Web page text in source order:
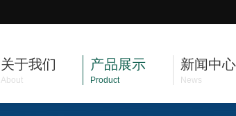
关于我们
About
产品展示
Product
新闻中心
News